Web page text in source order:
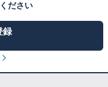
ださい
録